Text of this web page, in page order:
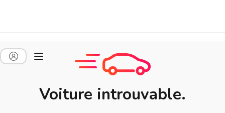
Voiture introuvable.